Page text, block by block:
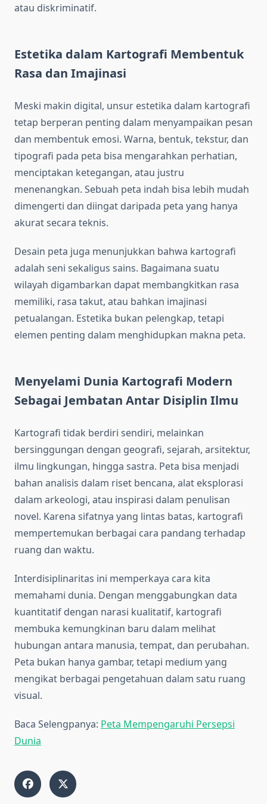
atau diskriminatif.
Estetika dalam Kartografi Membentuk
Rasa dan Imajinasi
Meski makin digital, unsur estetika dalam kartografi
tetap berperan penting dalam menyampaikan pesan
dan membentuk emosi. Warna, bentuk, tekstur, dan
tipografi pada peta bisa mengarahkan perhatian,
menciptakan ketegangan, atau justru
menenangkan. Sebuah peta indah bisa lebih mudah
dimengerti dan diingat daripada peta yang hanya
akurat secara teknis.
Desain peta juga menunjukkan bahwa kartografi
adalah seni sekaligus sains. Bagaimana suatu
wilayah digambarkan dapat membangkitkan rasa
memiliki, rasa takut, atau bahkan imajinasi
petualangan. Estetika bukan pelengkap, tetapi
elemen penting dalam menghidupkan makna peta.
Menyelami Dunia Kartografi Modern
Sebagai Jembatan Antar Disiplin Ilmu
Kartografi tidak berdiri sendiri, melainkan
bersinggungan dengan geografi, sejarah, arsitektur,
ilmu lingkungan, hingga sastra. Peta bisa menjadi
bahan analisis dalam riset bencana, alat eksplorasi
dalam arkeologi, atau inspirasi dalam penulisan
novel. Karena sifatnya yang lintas batas, kartografi
mempertemukan berbagai cara pandang terhadap
ruang dan waktu.
Interdisiplinaritas ini memperkaya cara kita
memahami dunia. Dengan menggabungkan data
kuantitatif dengan narasi kualitatif, kartografi
membuka kemungkinan baru dalam melihat
hubungan antara manusia, tempat, dan perubahan.
Peta bukan hanya gambar, tetapi medium yang
mengikat berbagai pengetahuan dalam satu ruang
visual.
Baca Selengpanya: Peta Mempengaruhi Persepsi
Dunia